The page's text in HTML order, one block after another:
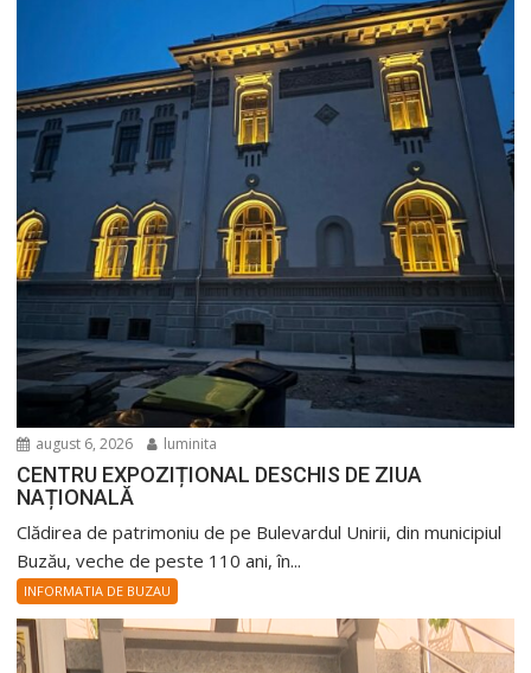
august 6, 2026 luminita
CENTRU EXPOZIȚIONAL DESCHIS DE ZIUA
NAȚIONALĂ
Clădirea de patrimoniu de pe Bulevardul Unirii, din municipiul
Buzău, veche de peste 110 ani, în...
INFORMATIA DE BUZAU